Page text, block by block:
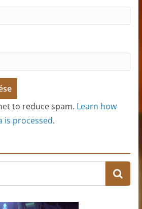
to reduce spam. Learn how
is processed.